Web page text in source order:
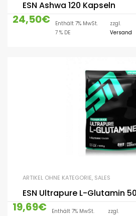
ESN Ashwa 120 Kapseln
24,50€
Enthält 7% MwSt.
7 % DE
zzgl.
Versand
ARTIKEL OHNE KATEGORIE, SALES
ESN Ultrapure L-Glutamin
19,69€
Enthält 7% MwSt.
zzgl.